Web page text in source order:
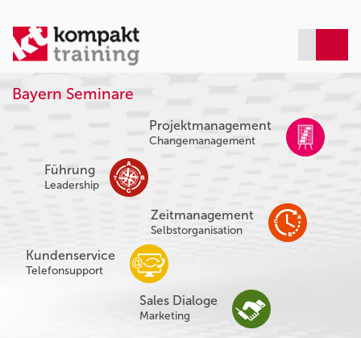
Bayern Seminare
Projektmanagement
Changemanagement
Führung
Leadership
Zeitmanagement
Selbstorganisation
Kundenservice
Telefonsupport
Sales Dialoge
Marketing